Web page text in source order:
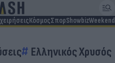
ΚόσμοςΣπορShowbizWeekend
Ελληνικός Χρυσός